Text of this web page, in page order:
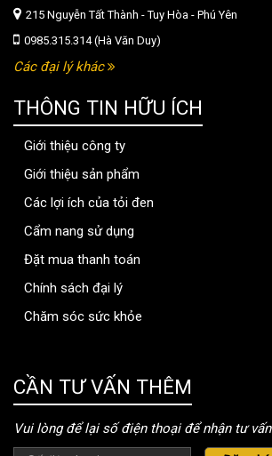
215 Nguyễn Tất Thành - Tuy Hòa - Phú Yên
0985.315.314 (Hà Văn Duy)
Các đại lý khác
THÔNG TIN HỮU ÍCH
Giới thiệu công ty
Giới thiệu sản phẩm
Các lợi ích của tỏi đen
Cẩm nang sử dụng
Đặt mua thanh toán
Chính sách đại lý
Chăm sóc sức khỏe
CẦN TƯ VẤN THÊM
Vui lòng để lại số điện thoại để nhận tư vấn